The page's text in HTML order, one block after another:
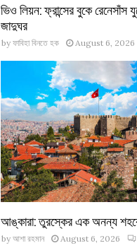
ভিও লিয়ন: ফ্রান্সের বুকে
জাদুঘর
by ফাবিহা বিনতে হক August 6, 2026
আঙ্কারা: তুরস্কের এক অনন্য
by আশা রহমান August 6, 2026